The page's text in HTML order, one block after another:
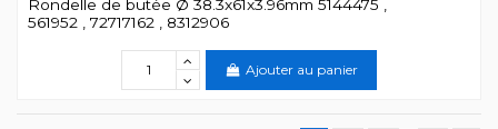
Rondelle de butée Ø 38.3x61x3.96mm 5144475 ,
561952 , 72717162 , 8312906
Ajouter au panier